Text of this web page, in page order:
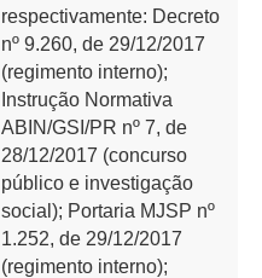
respectivamente: Decreto
nº 9.260, de 29/12/2017
(regimento interno);
Instrução Normativa
ABIN/GSI/PR nº 7, de
28/12/2017 (concurso
público e investigação
social); Portaria MJSP nº
1.252, de 29/12/2017
(regimento interno);